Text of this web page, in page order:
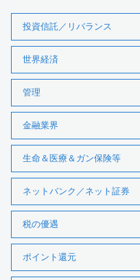
投資信託／リバランス
世界経済
管理
金融業界
生命＆医療＆ガン保険等
ネットバンク／ネット証券
税の優遇
ポイント還元